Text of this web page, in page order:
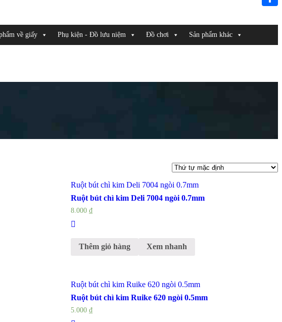
về giấy Phụ kiện - Đồ lưu niệm Đồ chơi Sản phẩm khác
Ruột bút chì kim Deli 7004 ngòi 0.7mm
Ruột bút chì kim Deli 7004 ngòi 0.7mm
8.000 ₫
Thêm giỏ hàng Xem nhanh
Ruột bút chì kim Ruike 620 ngòi 0.5mm
Ruột bút chì kim Ruike 620 ngòi 0.5mm
5.000 ₫